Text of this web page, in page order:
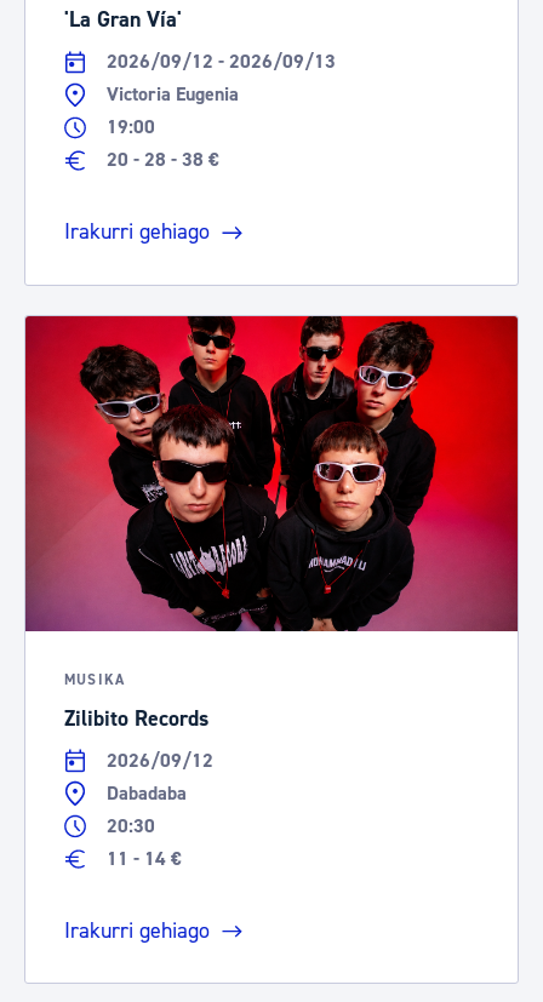
'La Gran Vía'
2026/09/12 - 2026/09/13
Victoria Eugenia
19:00
20 - 28 - 38 €
Irakurri gehiago
MUSIKA
Zilibito Records
2026/09/12
Dabadaba
20:30
11 - 14 €
Irakurri gehiago